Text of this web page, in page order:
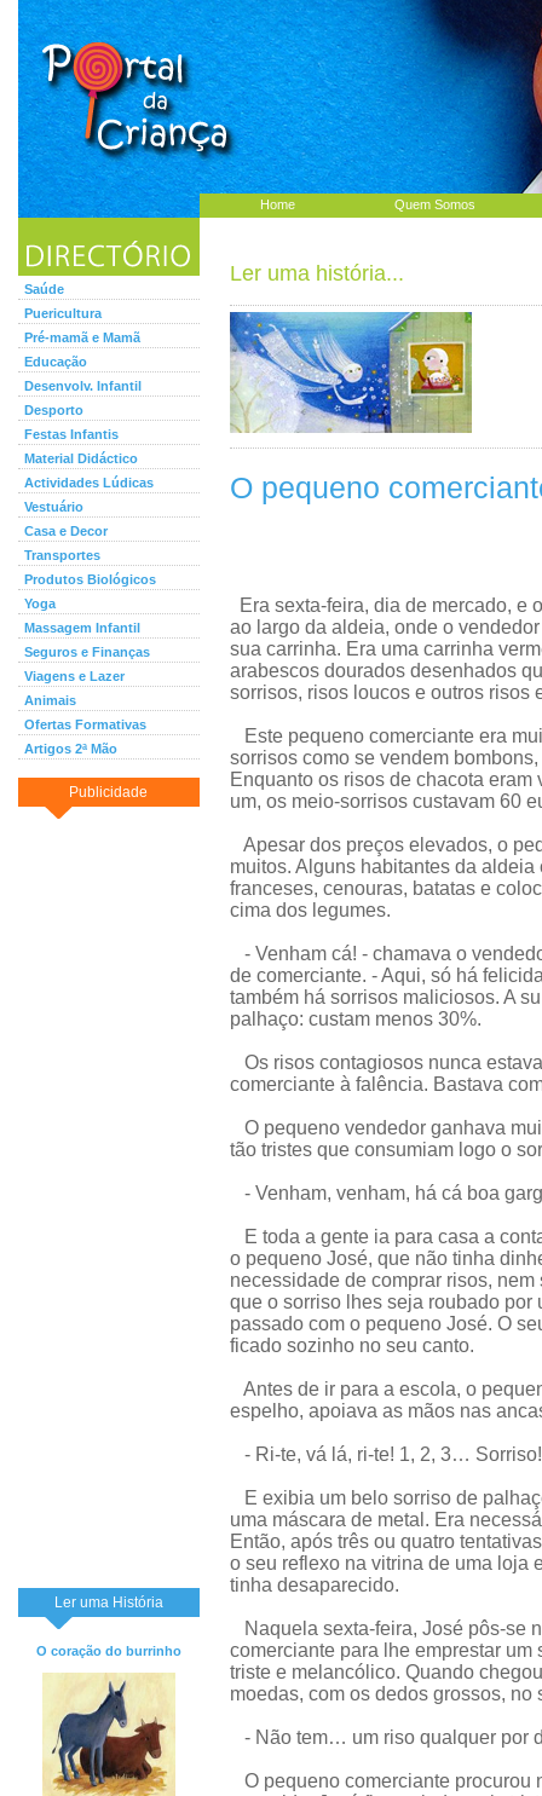
Home Quem Somos
Saúde
Puericultura
Pré-mamã e Mamã
Educação
Desenvolv. Infantil
Desporto
Festas Infantis
Material Didáctico
Actividades Lúdicas
Vestuário
Casa e Decor
Transportes
Produtos Biológicos
Yoga
Massagem Infantil
Seguros e Finanças
Viagens e Lazer
Animais
Ofertas Formativas
Artigos 2ª Mão
Publicidade
Ler uma História
O coração do burrinho
Ler uma história...
O pequeno
Era sexta-feira, dia de mercado, e
ao largo da aldeia, onde o
sua carrinha. Era uma carrinha
arabescos dourados desenhados
sorrisos, risos loucos e outros risos
Este pequeno comerciante era
sorrisos como se vendem
Enquanto os risos de chacota eram
um, os meio-sorrisos custavam 60
Apesar dos preços elevados, o
muitos. Alguns habitantes da
franceses, cenouras, batatas e
cima dos legumes.
- Venham cá! - chamava o
de comerciante. - Aqui, só há
também há sorrisos maliciosos. A
palhaço: custam menos 30%.
Os risos contagiosos nunca
comerciante à falência. Bastava
O pequeno vendedor ganhava
tão tristes que consumiam logo o
- Venham, venham, há cá boa
E toda a gente ia para casa a
o pequeno José, que não tinha
necessidade de comprar risos,
que o sorriso lhes seja roubado por
passado com o pequeno José. O
ficado sozinho no seu canto.
Antes de ir para a escola, o
espelho, apoiava as mãos nas
- Ri-te, vá lá, ri-te! 1, 2, 3… Sorriso!
E exibia um belo sorriso de
uma máscara de metal. Era
Então, após três ou quatro
o seu reflexo na vitrina de uma loja
tinha desaparecido.
Naquela sexta-feira, José pôs-se
comerciante para lhe emprestar
triste e melancólico. Quando
moedas, com os dedos grossos,
- Não tem… um riso qualquer por
O pequeno comerciante procurou